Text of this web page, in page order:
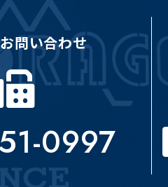
問い合わせ
0997